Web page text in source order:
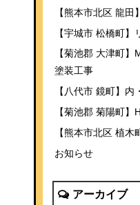
【熊本市北区 龍田
【宇城市 松橋町】
【菊池郡 大津町
塗装工事
【八代市 鏡町】
【菊池郡 菊陽町
【熊本市北区 植
お知らせ
アーカイブ